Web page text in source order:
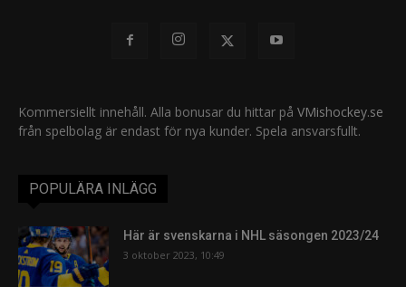
Kommersiellt innehåll. Alla bonusar du hittar på VMishockey.se
från spelbolag är endast för nya kunder. Spela ansvarsfullt.
POPULÄRA INLÄGG
Här är svenskarna i NHL säsongen 2023/24
3 oktober 2023, 10:49